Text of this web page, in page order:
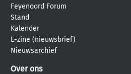
Feyenoord Forum
Stand
Kalender
E-zine (nieuwsbrief)
Nieuwsarchief
Over ons